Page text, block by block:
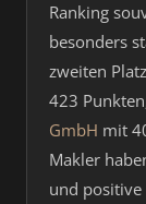
Ranking
besonders
zweiten
423
GmbH mit
Makler
und positive